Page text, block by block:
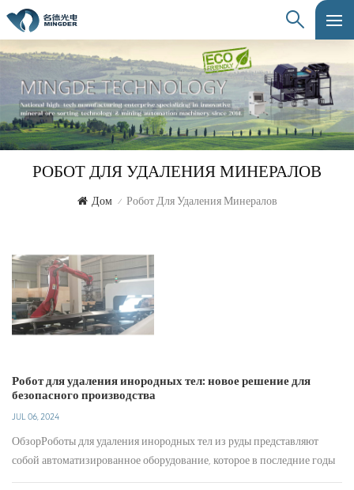
РОБОТ ДЛЯ УДАЛЕНИЯ МИНЕРАЛОВ
Дом / Робот Для Удаления Минералов
Робот для удаления инородных тел: новое решение для
безопасного производства
JUL 06, 2024
ОбзорРоботы для удаления инородных тел из руды представляют
собой автоматизированное оборудование, которое в последние годы
широко изучалось и применялось в горнодобывающей отрасли с